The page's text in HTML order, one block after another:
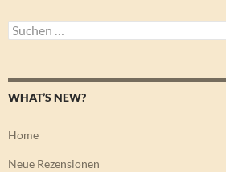
Suchen
nach:
WHAT’S NEW?
Home
Neue Rezensionen